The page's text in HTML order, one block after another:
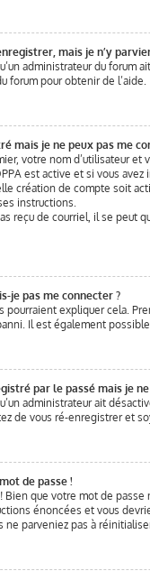
mais je n’y
administrateur du forum
forum pour obtenir de l’aide.
mais je ne peux pas me
votre nom d’utilisateur et
est active et si vous
création de compte soit
instructions.
reçu de courriel, il se peut
je pas me connecter ?
pourraient expliquer cela.
Il est également
par le passé mais je
administrateur ait
de vous ré-enregistrer et
de passe !
Bien que votre mot de
énoncées et vous
ne parveniez pas à